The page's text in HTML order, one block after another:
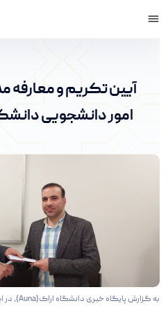
دانشجویی دانشگاه اراک
دانشگاه اراک
آیین تکریم و معارفه
امور دانشجویی